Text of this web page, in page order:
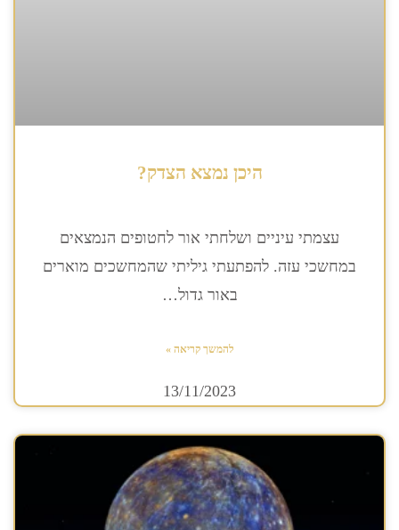
היכן נמצא הצדק?
עצמתי עיניים ושלחתי אור לחטופים הנמצאים
במחשכי עזה. להפתעתי גיליתי שהמחשכים מוארים
באור גדול…
להמשך קריאה »
13/11/2023